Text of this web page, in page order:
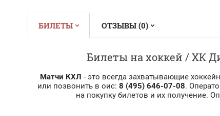
БИЛЕТЫ ОТЗЫВЫ (0)
Билеты на хоккей / ХК
Матчи КХЛ - это всегда захватывающие
или позвонить в оис: 8 (495) 646-07-08.
на покупку билетов и их получение.